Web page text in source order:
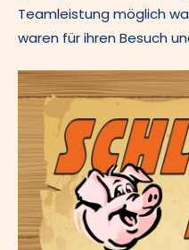
Teamleistung möglich
waren für ihren Besuch